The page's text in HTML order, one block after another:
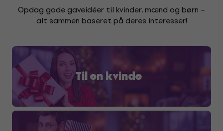
Opdag gode gaveidéer til kvinder, mænd og børn –
alt sammen baseret på deres interesser!
Til en kvinde